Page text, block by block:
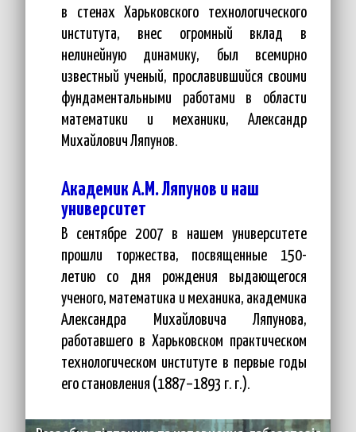
в стенах Харьковского технологического
института, внес огромный вклад в
нелинейную динамику, был всемирно
известный ученый, прославившийся своими
фундаментальными работами в области
математики и механики, Александр
Михайлович Ляпунов.
Академик А.М. Ляпунов и наш
университет
В сентябре 2007 в нашем университете
прошли торжества, посвященные 150-
летию со дня рождения выдающегося
ученого, математика и механика, академика
Александра Михайловича Ляпунова,
работавшего в Харьковском практическом
технологическом институте в первые годы
его становления (1887–1893 г. г.).